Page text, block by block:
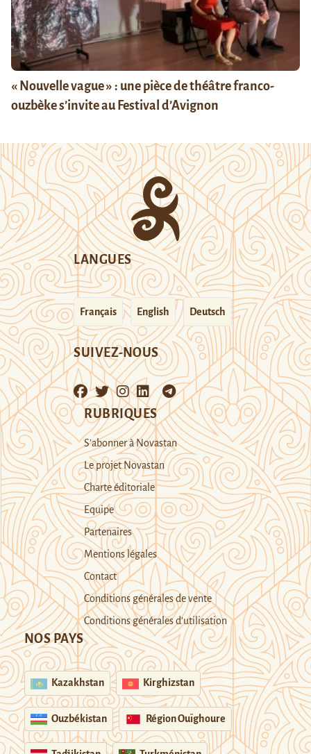
« Nouvelle vague » : une pièce de théâtre franco-
ouzbèke s’invite au Festival d’Avignon
LANGUES
Français English Deutsch
SUIVEZ-NOUS
RUBRIQUES
S’abonner à Novastan
Le projet Novastan
Charte éditoriale
Equipe
Partenaires
Mentions légales
Contact
Conditions générales de vente
Conditions générales d’utilisation
NOS PAYS
Kazakhstan Kirghizstan
Ouzbékistan Région Ouïghoure